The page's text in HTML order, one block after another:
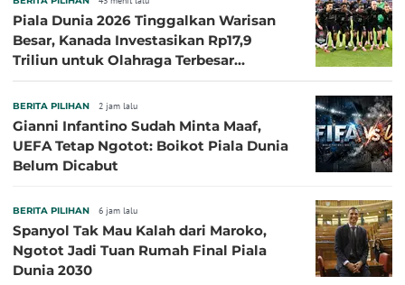
Piala Dunia 2026 Tinggalkan Warisan
Besar, Kanada Investasikan Rp17,9
Triliun untuk Olahraga Terbesar
BERITA PILIHAN 2 jam lalu
Gianni Infantino Sudah Minta Maaf,
UEFA Tetap Ngotot: Boikot Piala Dunia
Belum Dicabut
BERITA PILIHAN 6 jam lalu
Spanyol Tak Mau Kalah dari Maroko,
Ngotot Jadi Tuan Rumah Final Piala
Dunia 2030